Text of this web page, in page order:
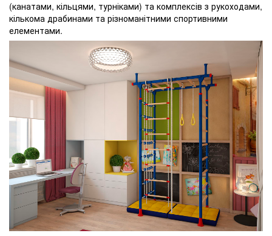
(канатами, кільцями, турніками) та комплексів з рукоходами,
кількома драбинами та різноманітними спортивними
елементами.